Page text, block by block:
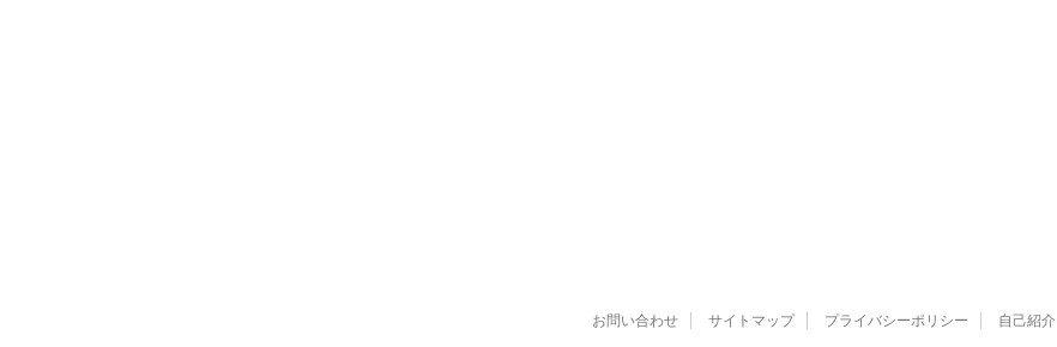
お問い合わせ サイトマップ プライバシーポリシー 自己紹介